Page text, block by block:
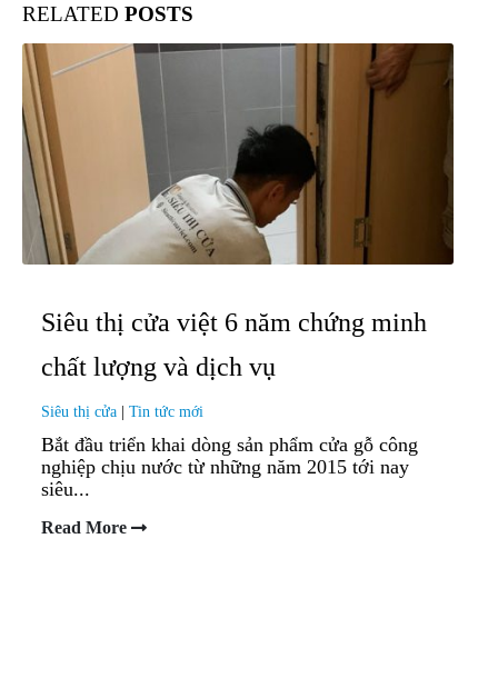
RELATED POSTS
Siêu thị cửa việt 6 năm chứng minh
chất lượng và dịch vụ
Siêu thị cửa | Tin tức mới
Bắt đầu triển khai dòng sản phẩm cửa gỗ công
nghiệp chịu nước từ những năm 2015 tới nay
siêu...
Read More